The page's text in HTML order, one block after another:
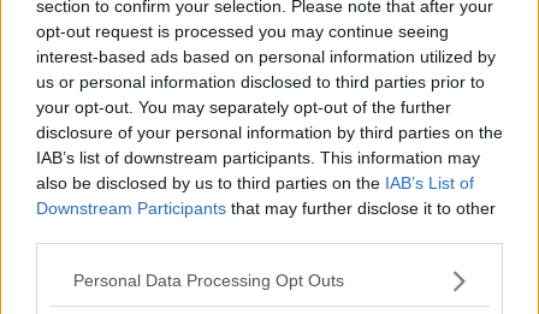
section to confirm your selection. Please note that after your
opt-out request is processed you may continue seeing
interest-based ads based on personal information utilized by
us or personal information disclosed to third parties prior to
your opt-out. You may separately opt-out of the further
disclosure of your personal information by third parties on the
IAB’s list of downstream participants. This information may
also be disclosed by us to third parties on the IAB’s List of
Downstream Participants that may further disclose it to other
Please note that this website/app uses one or more Google
Personal Data Processing Opt Outs